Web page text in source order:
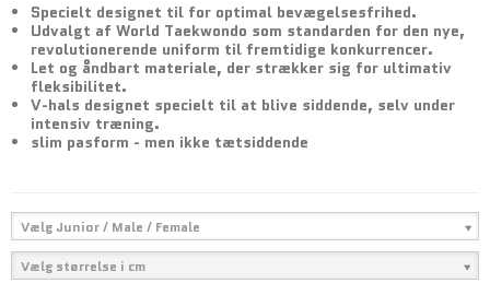
Specielt designet til for optimal bevægelsesfrihed.
Udvalgt af World Taekwondo som standarden for den nye,
revolutionerende uniform til fremtidige konkurrencer.
Let og åndbart materiale, der strækker sig for ultimativ
fleksibilitet.
V-hals designet specielt til at blive siddende, selv under
intensiv træning.
slim pasform - men ikke tætsiddende
Vælg Junior / Male / Female
Vælg størrelse i cm